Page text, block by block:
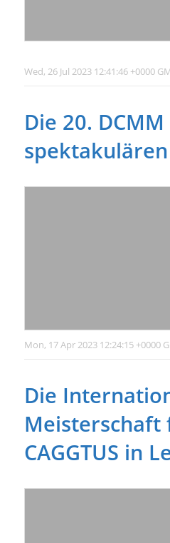
Wed, 26 Jul 2023 12:41:46 +0000
Die 20.
Mon, 17 Apr 2023 12:24:15 +0000
​Die
Meisterschaft
CAGGTUS in